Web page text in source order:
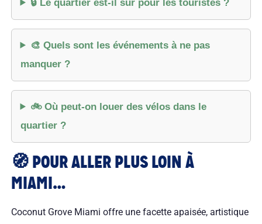
🔒 Le quartier est-il sûr pour les touristes ?
🎨 Quels sont les événements à ne pas
manquer ?
🚲 Où peut-on louer des vélos dans le
quartier ?
🧭 POUR ALLER PLUS LOIN À
MIAMI…
Coconut Grove Miami offre une facette apaisée, artistique